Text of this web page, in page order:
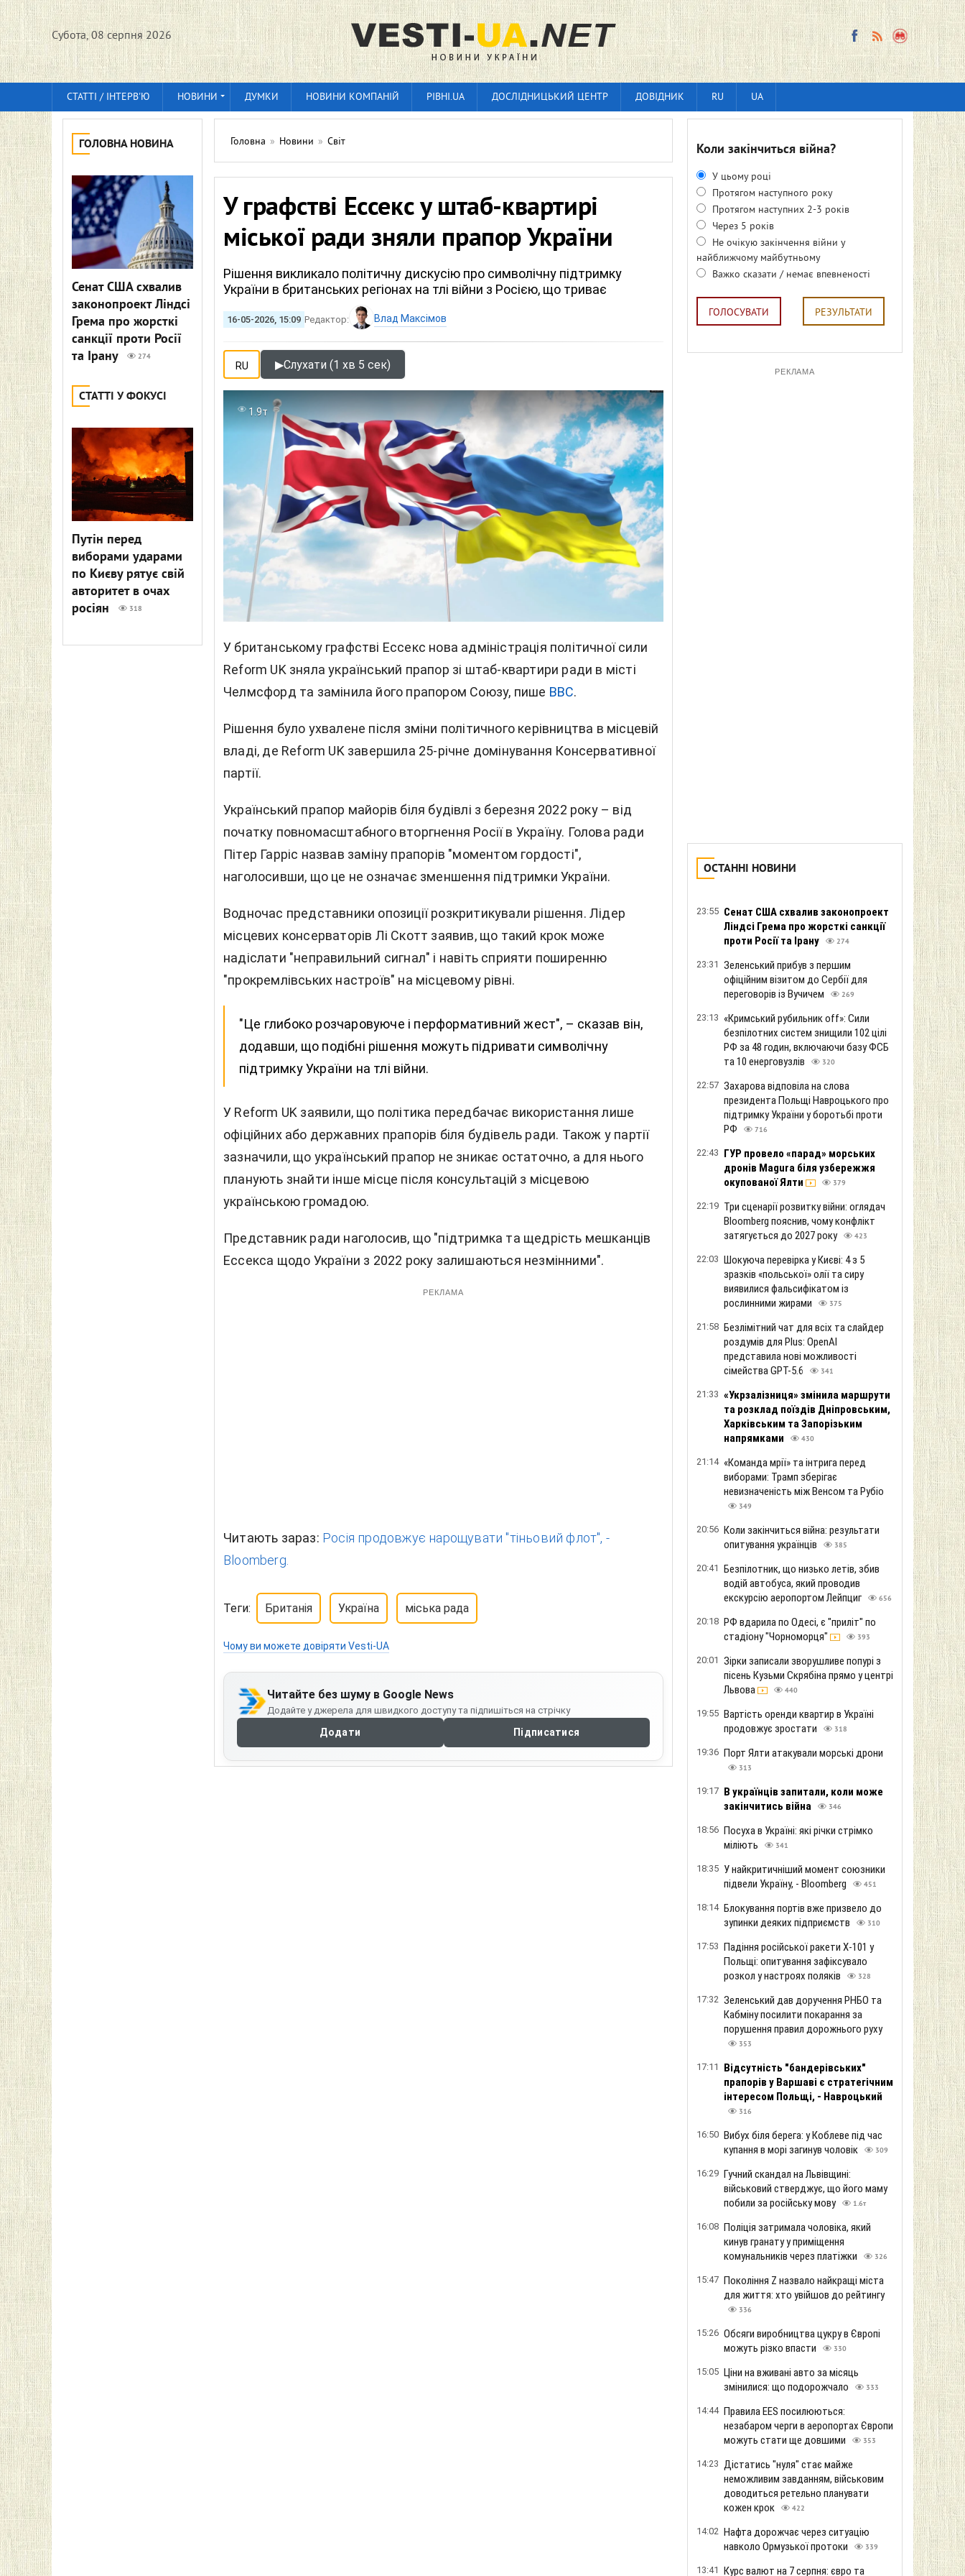
Субота, 08 серпня 2026
СТАТТІ / ІНТЕРВ'Ю НОВИНИ ДУМКИ НОВИНИ КОМПАНІЙ РІВНІ.UA ДОСЛІДНИЦЬКИЙ ЦЕНТР ДОВІДНИК RU UA
ГОЛОВНА НОВИНА
Сенат США схвалив
законопроект Ліндсі
Грема про жорсткі
санкції проти Росії
та Ірану
274
СТАТТІ У ФОКУСІ
Путін перед
виборами ударами
по Києву рятує свій
авторитет в очах
росіян
318
Головна » Новини » Світ
У графстві Ессекс у штаб-квартирі
міської ради зняли прапор України
Рішення викликало політичну дискусію про символічну підтримку
України в британських регіонах на тлі війни з Росією, що триває
16-05-2026, 15:09 Редактор: Влад Максімов
RU ▶Слухати (1 хв 5 сек)
1.9т
У британському графстві Ессекс нова адміністрація політичної сили
Reform UK зняла український прапор зі штаб-квартири ради в місті
Челмсфорд та замінила його прапором Союзу, пише BBC.
Рішення було ухвалене після зміни політичного керівництва в місцевій
владі, де Reform UK завершила 25-річне домінування Консервативної
партії.
Український прапор майорів біля будівлі з березня 2022 року – від
початку повномасштабного вторгнення Росії в Україну. Голова ради
Пітер Гарріс назвав заміну прапорів "моментом гордості",
наголосивши, що це не означає зменшення підтримки України.
Водночас представники опозиції розкритикували рішення. Лідер
місцевих консерваторів Лі Скотт заявив, що такий крок може
надіслати "неправильний сигнал" і навіть сприяти поширенню
"прокремлівських настроїв" на місцевому рівні.
"Це глибоко розчаровуюче і перформативний жест", – сказав він,
додавши, що подібні рішення можуть підривати символічну
підтримку України на тлі війни.
У Reform UK заявили, що політика передбачає використання лише
офіційних або державних прапорів біля будівель ради. Також у партії
зазначили, що український прапор не зникає остаточно, а для нього
планують знайти інше місце після консультацій з місцевою
українською громадою.
Представник ради наголосив, що "підтримка та щедрість мешканців
Ессекса щодо України з 2022 року залишаються незмінними".
РЕКЛАМА
Читають зараз: Росія продовжує нарощувати "тіньовий флот", -
Bloomberg.
Теги: Британія Україна міська рада
Чому ви можете довіряти Vesti-UA
Читайте без шуму в Google News
Додайте у джерела для швидкого доступу та підпишіться на стрічку
Додати Підписатися
Коли закінчиться війна?
У цьому році
Протягом наступного року
Протягом наступних 2-3 років
Через 5 років
Не очікую закінчення війни у
найближчому майбутньому
Важко сказати / немає впевненості
ГОЛОСУВАТИ РЕЗУЛЬТАТИ
РЕКЛАМА
ОСТАННІ НОВИНИ
23:55 Сенат США схвалив законопроект
Ліндсі Грема про жорсткі санкції
проти Росії та Ірану
274
23:31 Зеленський прибув з першим
офіційним візитом до Сербії для
переговорів із Вучичем
269
23:13 «Кримський рубильник off»: Сили
безпілотних систем знищили 102 цілі
РФ за 48 годин, включаючи базу ФСБ
та 10 енерговузлів
320
22:57 Захарова відповіла на слова
президента Польщі Навроцького про
підтримку України у боротьбі проти
РФ
716
22:43 ГУР провело «парад» морських
дронів Magura біля узбережжя
окупованої Ялти
379
22:19 Три сценарії розвитку війни: оглядач
Bloomberg пояснив, чому конфлікт
затягується до 2027 року
423
22:03 Шокуюча перевірка у Києві: 4 з 5
зразків «польської» олії та сиру
виявилися фальсифікатом із
рослинними жирами
375
21:58 Безлімітний чат для всіх та слайдер
роздумів для Plus: OpenAI
представила нові можливості
сімейства GPT-5.6
341
21:33 «Укрзалізниця» змінила маршрути
та розклад поїздів Дніпровським,
Харківським та Запорізьким
напрямками
430
21:14 «Команда мрії» та інтрига перед
виборами: Трамп зберігає
невизначеність між Венсом та Рубіо
349
20:56 Коли закінчиться війна: результати
опитування українців
385
20:41 Безпілотник, що низько летів, збив
водій автобуса, який проводив
екскурсію аеропортом Лейпциг
656
20:18 РФ вдарила по Одесі, є "приліт" по
стадіону "Чорноморця"
393
20:01 Зірки записали зворушливе попурі з
пісень Кузьми Скрябіна прямо у центрі
Львова
440
19:55 Вартість оренди квартир в Україні
продовжує зростати
318
19:36 Порт Ялти атакували морські дрони
313
19:17 В українців запитали, коли може
закінчитись війна
346
18:56 Посуха в Україні: які річки стрімко
міліють
341
18:35 У найкритичніший момент союзники
підвели Україну, - Bloomberg
451
18:14 Блокування портів вже призвело до
зупинки деяких підприємств
310
17:53 Падіння російської ракети Х-101 у
Польщі: опитування зафіксувало
розкол у настроях поляків
328
17:32 Зеленський дав доручення РНБО та
Кабміну посилити покарання за
порушення правил дорожнього руху
353
17:11
Відсутність "бандерівських"
прапорів у Варшаві є стратегічним
інтересом Польщі, - Навроцький
316
16:50 Вибух біля берега: у Коблеве під час
купання в морі загинув чоловік
309
16:29 Гучний скандал на Львівщині:
військовий стверджує, що його маму
побили за російську мову
1.6т
16:08 Поліція затримала чоловіка, який
кинув гранату у приміщення
комунальників через платіжки
326
15:47 Покоління Z назвало найкращі міста
для життя: хто увійшов до рейтингу
336
15:26 Обсяги виробництва цукру в Європі
можуть різко впасти
330
15:05 Ціни на вживані авто за місяць
змінилися: що подорожчало
333
14:44 Правила EES посилюються:
незабаром черги в аеропортах Європи
можуть стати ще довшими
353
14:23 Дістатись "нуля" стає майже
неможливим завданням, військовим
доводиться ретельно планувати
кожен крок
422
14:02 Нафта дорожчає через ситуацію
навколо Ормузької протоки
339
13:41 Курс валют на 7 серпня: євро та